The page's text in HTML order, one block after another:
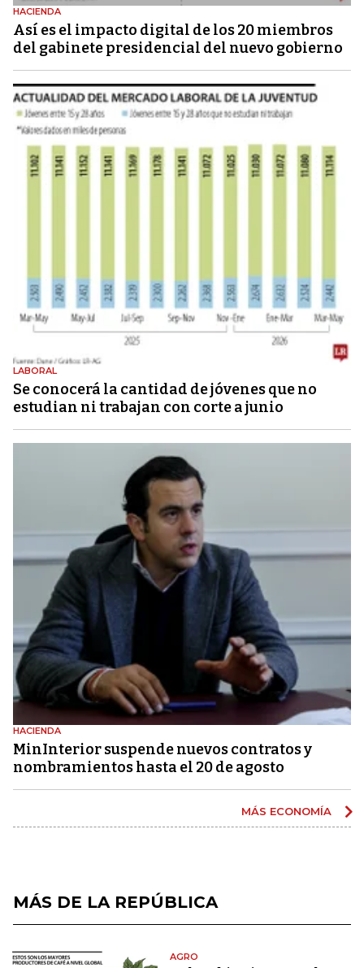
HACIENDA
Así es el impacto digital de los 20 miembros
del gabinete presidencial del nuevo gobierno
LABORAL
Se conocerá la cantidad de jóvenes que no
estudian ni trabajan con corte a junio
HACIENDA
MinInterior suspende nuevos contratos y
nombramientos hasta el 20 de agosto
MÁS ECONOMÍA
MÁS DE LA REPÚBLICA
AGRO